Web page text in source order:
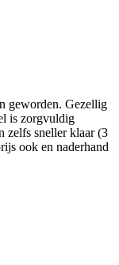
geworden. Gezellig
is zorgvuldig
zelfs sneller klaar (3
ook en naderhand